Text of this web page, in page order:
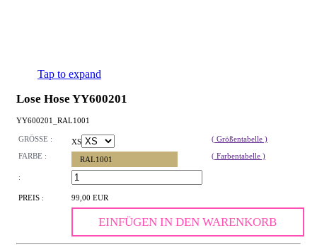
Tap to expand
Lose Hose YY600201
YY600201_RAL1001
GRÖSSE : XS
( Größentabelle )
FARBE :
RAL1001 ( Farbentabelle )
:
PREIS : 99,00 EUR
EINFÜGEN IN DEN WARENKORB